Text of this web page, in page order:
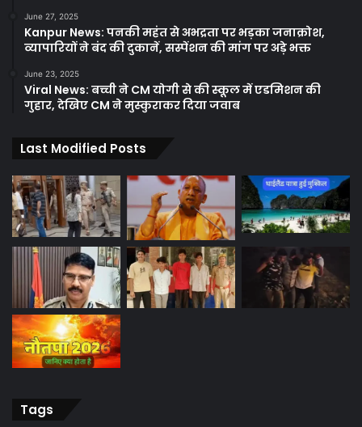
June 27, 2025
Kanpur News: पनकी महंत से अभद्रता पर भड़का जनाक्रोश,
व्यापारियों ने बंद की दुकानें, सस्पेंशन की मांग पर अड़े भक्त
June 23, 2025
Viral News: बच्ची ने CM योगी से की स्कूल में एडमिशन की
गुहार, देखिए CM ने मुस्कुराकर दिया जवाब
Last Modified Posts
Tags